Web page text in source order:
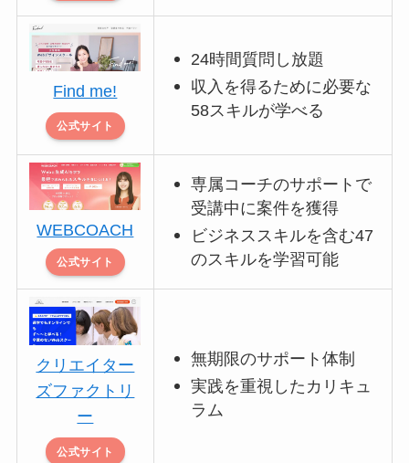
Find me!
公式サイト
24時間質問し放題
収入を得るために必要な
58スキルが学べる
WEBCOACH
公式サイト
専属コーチのサポートで
受講中に案件を獲得
ビジネススキルを含む47
のスキルを学習可能
クリエイター
ズファクトリ
ー
公式サイト
無期限のサポート体制
実践を重視したカリキュ
ラム